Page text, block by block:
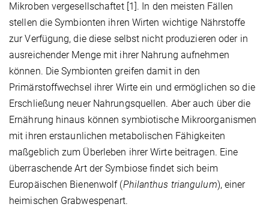
Mikroben vergesellschaftet [1]. In den meisten Fällen
stellen die Symbionten ihren Wirten wichtige Nährstoffe
zur Verfügung, die diese selbst nicht produzieren oder in
ausreichender Menge mit ihrer Nahrung aufnehmen
können. Die Symbionten greifen damit in den
Primärstoffwechsel ihrer Wirte ein und ermöglichen so die
Erschließung neuer Nahrungsquellen. Aber auch über die
Ernährung hinaus können symbiotische Mikroorganismen
mit ihren erstaunlichen metabolischen Fähigkeiten
maßgeblich zum Überleben ihrer Wirte beitragen. Eine
überraschende Art der Symbiose findet sich beim
Europäischen Bienenwolf (Philanthus triangulum), einer
heimischen Grabwespenart.